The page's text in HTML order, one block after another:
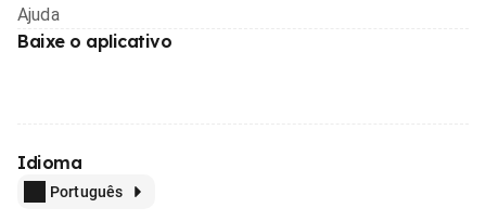
Ajuda
Baixe o aplicativo
Idioma
Português